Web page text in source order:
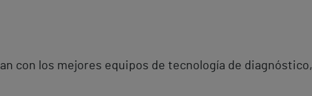
con los mejores equipos de tecnología de diagnóstico,